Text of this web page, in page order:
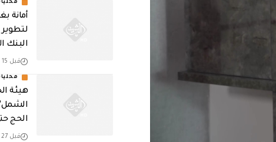
أمانة
لتطوير
البنك
قبل 15 دقيقة
هيئة
الحج
قبل 27 دقيقة